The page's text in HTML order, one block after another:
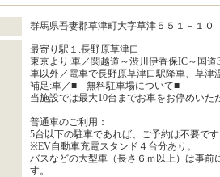
群馬県吾妻郡草津町大字草津５５１－１０
最寄り駅１:長野原草津口
東京より:車／関越道～渋川伊香保IC～国道
車以外／電車で長野原草津口駅降車、草
補足:車／■ 無料駐車場について■
当施設では最大10台までお車をお停めいた
普通車のご利用：
5台以下の駐車であれば、ご予約は不要です
※EV自動車充電スタンド４台分あり。
バスなどの大型車（長さ６ｍ以上）は事前
す。